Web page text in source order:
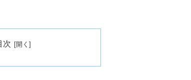
次